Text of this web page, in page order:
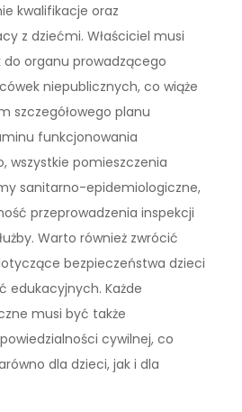
kwalifikacje oraz
z dziećmi. Właściciel musi
do organu prowadzącego
niepublicznych, co wiąże
szczegółowego planu
funkcjonowania
wszystkie pomieszczenia
sanitarno-epidemiologiczne,
przeprowadzenia inspekcji
Warto również zwrócić
bezpieczeństwa dzieci
edukacyjnych. Każde
musi być także
cywilnej, co
dla dzieci, jak i dla